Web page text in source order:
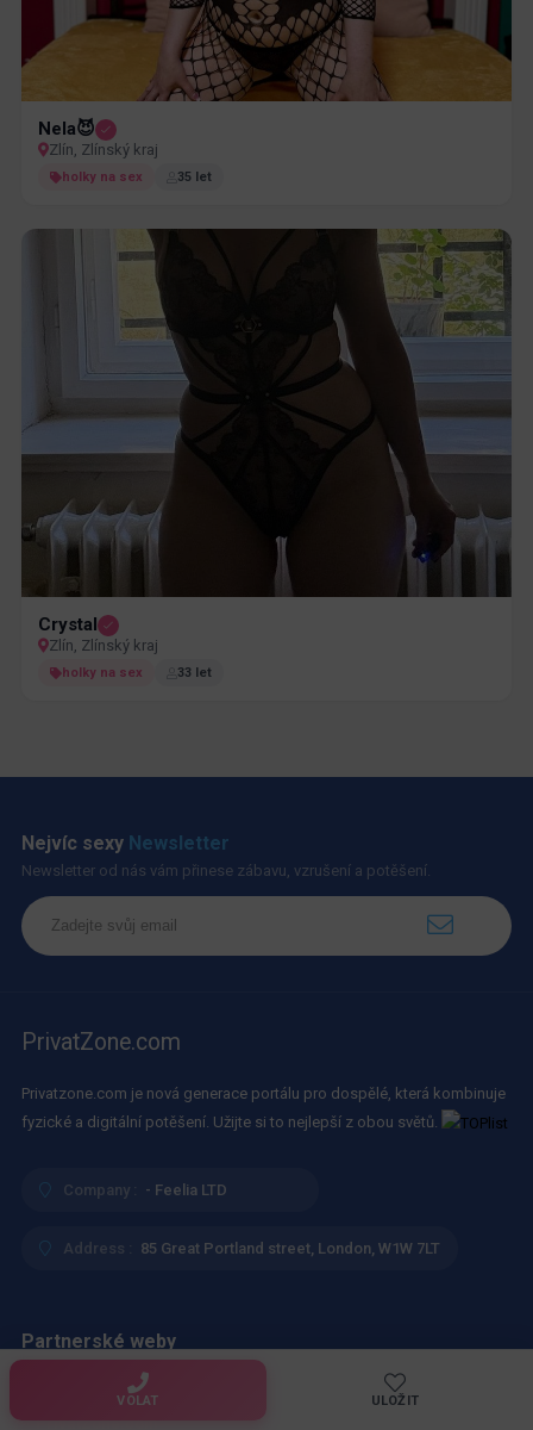
Nela😈
Zlín, Zlínský kraj
holky na sex 35 let
Crystal
Zlín, Zlínský kraj
holky na sex 33 let
VOLAT ULOŽIT
Nejvíc sexy Newsletter
Newsletter od nás vám přinese zábavu, vzrušení a potěšení.
PrivatZone.com
Privatzone.com je nová generace portálu pro dospělé, která kombinuje
fyzické a digitální potěšení. Užijte si to nejlepší z obou světů.
Company : - Feelia LTD
Address : 85 Great Portland street, London, W1W 7LT
Partnerské weby
PrivatZone.com